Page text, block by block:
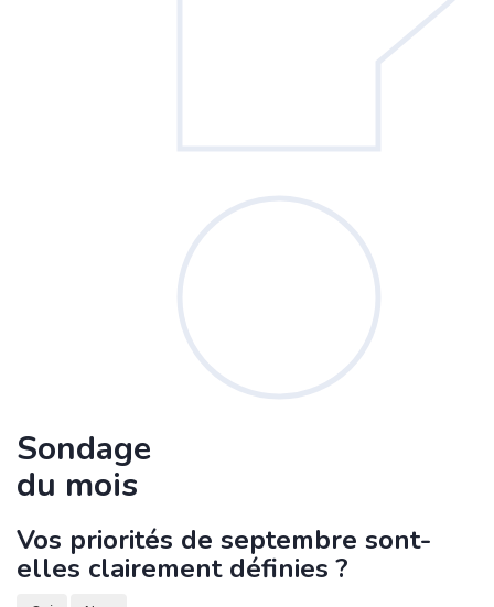
Sondage
du mois
Vos priorités de septembre sont-
elles clairement définies ?